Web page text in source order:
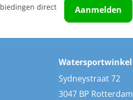
direct
Aanmelden
Watersportwinkel
Sydneystraat 72
3047 BP Rotterdam